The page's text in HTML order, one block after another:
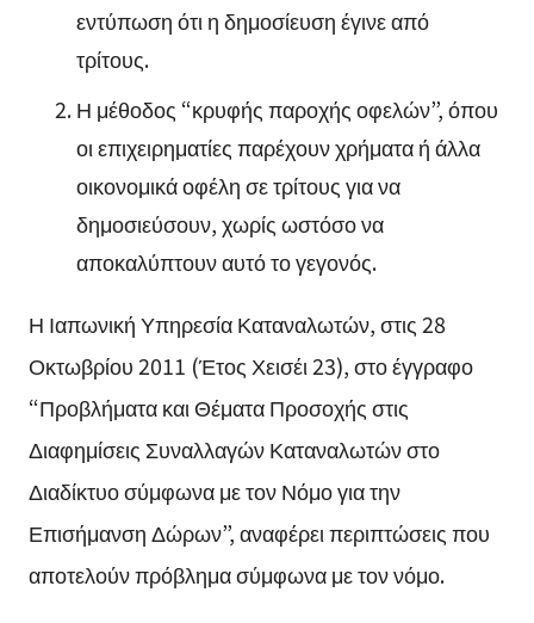
εντύπωση ότι η δημοσίευση έγινε από
τρίτους.
Η μέθοδος “κρυφής παροχής οφελών”, όπου
οι επιχειρηματίες παρέχουν χρήματα ή άλλα
οικονομικά οφέλη σε τρίτους για να
δημοσιεύσουν, χωρίς ωστόσο να
αποκαλύπτουν αυτό το γεγονός.
Η Ιαπωνική Υπηρεσία Καταναλωτών, στις 28
Οκτωβρίου 2011 (Έτος Χεισέι 23), στο έγγραφο
“Προβλήματα και Θέματα Προσοχής στις
Διαφημίσεις Συναλλαγών Καταναλωτών στο
Διαδίκτυο σύμφωνα με τον Νόμο για την
Επισήμανση Δώρων”, αναφέρει περιπτώσεις που
αποτελούν πρόβλημα σύμφωνα με τον νόμο.